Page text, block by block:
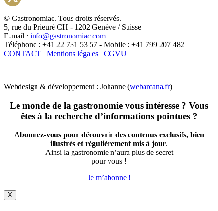
X
© Gastronomiac. Tous droits réservés.
5, rue du Prieuré CH - 1202 Genève / Suisse
E-mail : info@gastronomiac.com
Téléphone : +41 22 731 53 57 - Mobile : +41 799 207 482
CONTACT | Mentions légales | CGVU
Webdesign & développement : Johanne (webarcana.fr)
Le monde de la gastronomie vous intéresse ? Vous
êtes à la recherche d’informations pointues ?
Abonnez-vous pour découvrir des contenus exclusifs, bien
illustrés et régulièrement mis à jour.
Ainsi la gastronomie n’aura plus de secret
pour vous !
Je m’abonne !
X